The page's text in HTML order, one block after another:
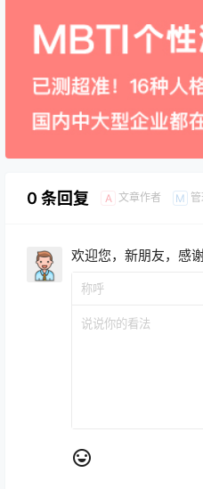
0 条回复 A 文章作者 M
欢迎您，新朋友，感